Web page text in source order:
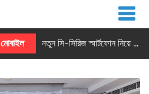
মোবাইল নতুন সি-সিরিজ স্মার্টফোন নিয়ে আসছে রিয়েলমি